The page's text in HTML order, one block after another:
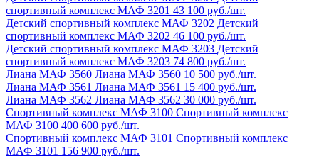
спортивный комплекс МАФ 3201 43 100 руб./шт.
Детский спортивный комплекс МАФ 3202 Детский
спортивный комплекс МАФ 3202 46 100 руб./шт.
Детский спортивный комплекс МАФ 3203 Детский
спортивный комплекс МАФ 3203 74 800 руб./шт.
Лиана МАФ 3560 Лиана МАФ 3560 10 500 руб./шт.
Лиана МАФ 3561 Лиана МАФ 3561 15 400 руб./шт.
Лиана МАФ 3562 Лиана МАФ 3562 30 000 руб./шт.
Спортивный комплекс МАФ 3100 Спортивный комплекс
МАФ 3100 400 600 руб./шт.
Спортивный комплекс МАФ 3101 Спортивный комплекс
МАФ 3101 156 900 руб./шт.